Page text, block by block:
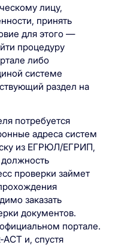
лицу,
принять
для этого —
процедуру
либо
системе
раздел на
потребуется
адреса систем
из ЕГРЮЛ/ЕГРИП,
должность
проверки займет
заказать
документов.
портале.
АСТ и, спустя